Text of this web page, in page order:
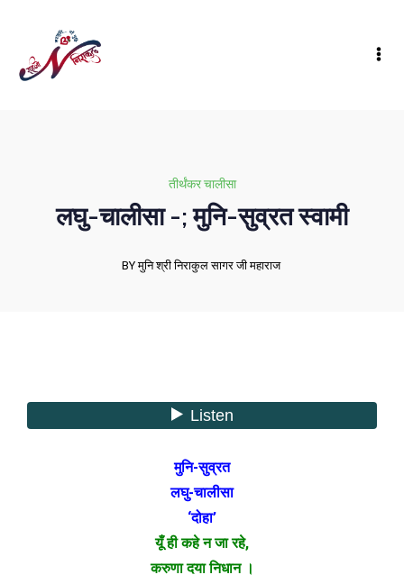
तीर्थंकर चालीसा
लघु-चालीसा -; मुनि-सुव्रत स्वामी
BY मुनि श्री निराकुल सागर जी महाराज
मुनि-सुव्रत
लघु-चालीसा
‘दोहा’
यूँ ही कहे न जा रहे,
करुणा दया निधान ।